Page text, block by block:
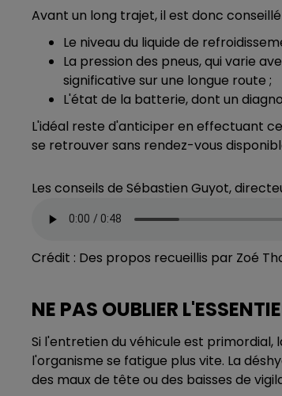
Avant un long trajet, il est donc
Le niveau du liquide de
La pression des pneus, qui varie
significative sur une longue route ;
L'état de la batterie, dont un
L'idéal reste d'anticiper en effectuant
se retrouver sans rendez-vous
Les conseils de Sébastien Guyot,
Crédit : Des propos recueillis par Zoé
NE PAS OUBLIER
Si l'entretien du véhicule est
l'organisme se fatigue plus vite. La
des maux de tête ou des baisses de